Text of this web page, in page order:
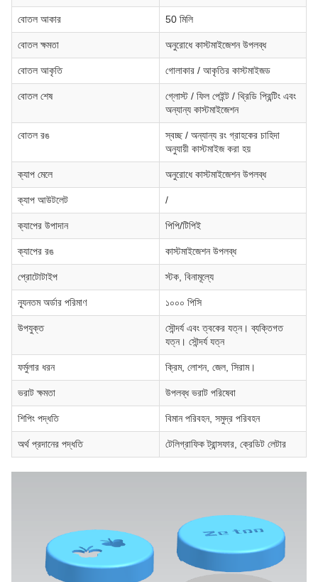
বোতল আকার 50 মিলি
বোতল ক্ষমতা অনুরোধে কাস্টমাইজেশন উপলব্ধ
বোতল আকৃতি গোলাকার / আকৃতির কাস্টমাইজড
বোতল শেষ
গ্লোস্ট / ফিল পেইন্ট / থ্রিডি প্রিন্টিং এবং
অন্যান্য কাস্টমাইজেশন
বোতল রঙ
স্বচ্ছ / অন্যান্য রং গ্রাহকের চাহিদা
অনুযায়ী কাস্টমাইজ করা হয়
ক্যাপ মেলে অনুরোধে কাস্টমাইজেশন উপলব্ধ
ক্যাপ আউটলেট /
ক্যাপের উপাদান পিপি/টিপিই
ক্যাপের রঙ কাস্টমাইজেশন উপলব্ধ
প্রোটোটাইপ স্টক, বিনামূল্যে
ন্যূনতম অর্ডার পরিমাণ ১০০০ পিসি
উপযুক্ত
সৌন্দর্য এবং ত্বকের যত্ন। ব্যক্তিগত
যত্ন। সৌন্দর্য যত্ন
ফর্মুলার ধরন ক্রিম, লোশন, জেল, সিরাম।
ভরাট ক্ষমতা উপলব্ধ ভরাট পরিষেবা
শিপিং পদ্ধতি বিমান পরিবহন, সমুদ্র পরিবহন
অর্থ প্রদানের পদ্ধতি টেলিগ্রাফিক ট্রান্সফার, ক্রেডিট লেটার